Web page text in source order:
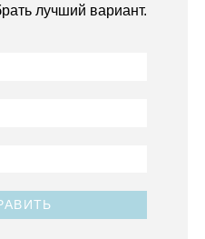
лучший вариант.